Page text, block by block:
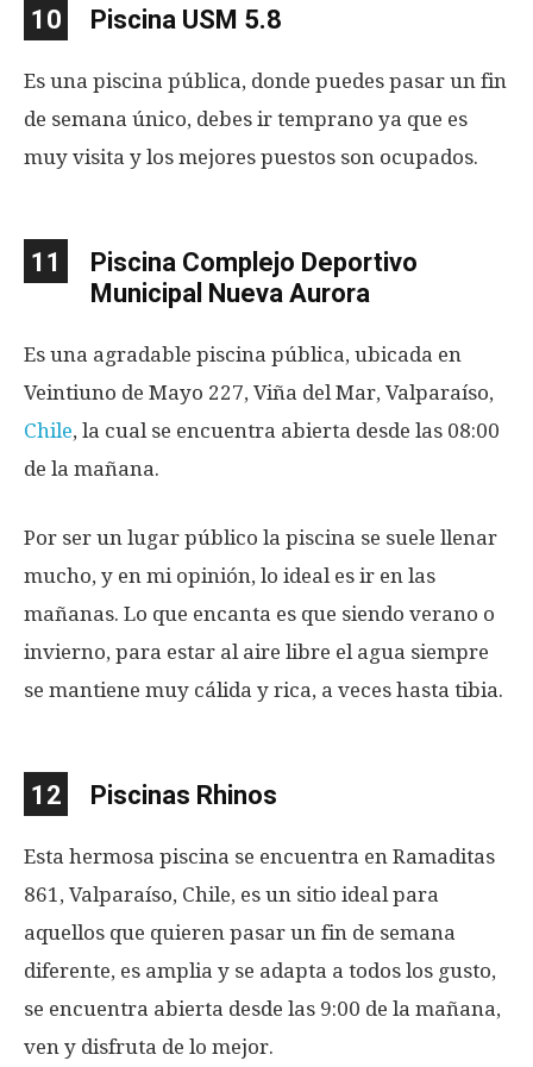
10 Piscina USM 5.8
Es una piscina pública, donde puedes pasar un fin
de semana único, debes ir temprano ya que es
muy visita y los mejores puestos son ocupados.
11
Piscina Complejo Deportivo
Municipal Nueva Aurora
Es una agradable piscina pública, ubicada en
Veintiuno de Mayo 227, Viña del Mar, Valparaíso,
Chile, la cual se encuentra abierta desde las 08:00
de la mañana.
Por ser un lugar público la piscina se suele llenar
mucho, y en mi opinión, lo ideal es ir en las
mañanas. Lo que encanta es que siendo verano o
invierno, para estar al aire libre el agua siempre
se mantiene muy cálida y rica, a veces hasta tibia.
12 Piscinas Rhinos
Esta hermosa piscina se encuentra en Ramaditas
861, Valparaíso, Chile, es un sitio ideal para
aquellos que quieren pasar un fin de semana
diferente, es amplia y se adapta a todos los gusto,
se encuentra abierta desde las 9:00 de la mañana,
ven y disfruta de lo mejor.